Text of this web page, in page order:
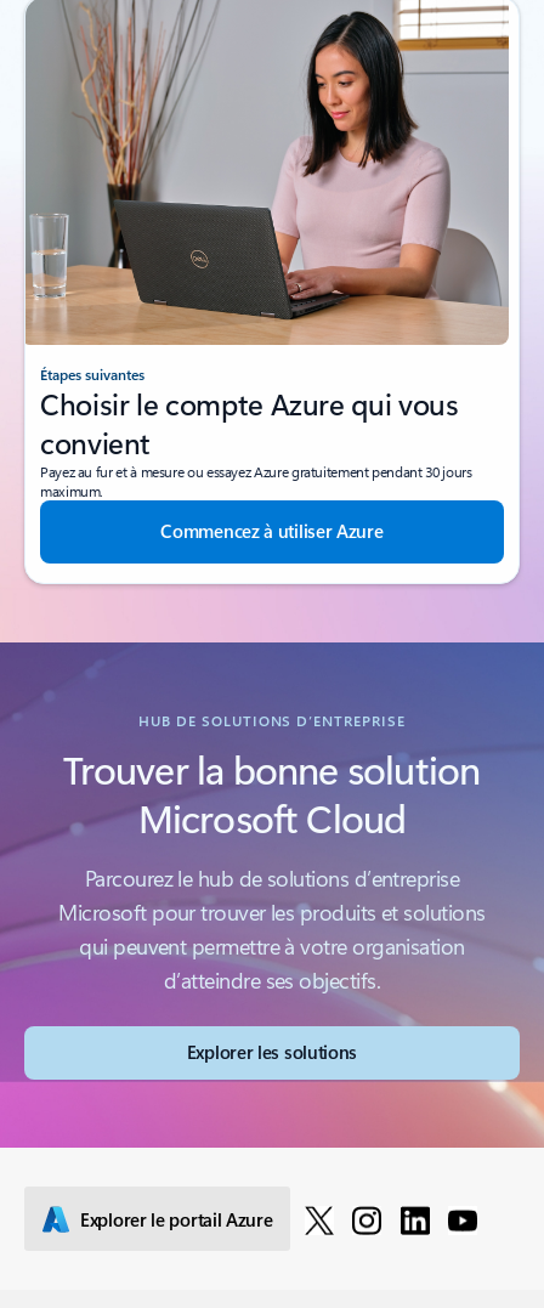
Étapes suivantes
Choisir le compte Azure qui vous
convient
Payez au fur et à mesure ou essayez Azure gratuitement pendant 30 jours
maximum.
Commencez à utiliser Azure
HUB DE SOLUTIONS D’ENTREPRISE
Trouver la bonne solution
Microsoft Cloud
Parcourez le hub de solutions d’entreprise
Microsoft pour trouver les produits et solutions
qui peuvent permettre à votre organisation
d’atteindre ses objectifs.
Explorer les solutions
Explorer le portail Azure